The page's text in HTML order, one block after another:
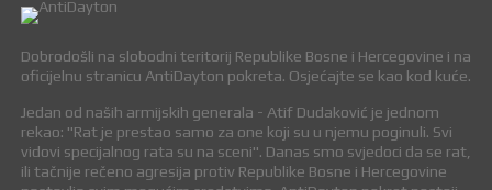
Dobrodošli na slobodni teritorij Republike Bosne i Hercegovine i na
oficijelnu stranicu AntiDayton pokreta. Osjećajte se kao kod kuće.
Jedan od naših armijskih generala - Atif Dudaković je jednom
rekao: "Rat je prestao samo za one koji su u njemu poginuli. Svi
vidovi specijalnog rata su na sceni". Danas smo svjedoci da se rat,
ili tačnije rečeno agresija protiv Republike Bosne i Hercegovine